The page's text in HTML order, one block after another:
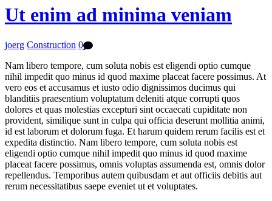
Ut enim ad minima veniam
joerg Construction 0
Nam libero tempore, cum soluta nobis est eligendi optio cumque
nihil impedit quo minus id quod maxime placeat facere possimus. At
vero eos et accusamus et iusto odio dignissimos ducimus qui
blanditiis praesentium voluptatum deleniti atque corrupti quos
dolores et quas molestias excepturi sint occaecati cupiditate non
provident, similique sunt in culpa qui officia deserunt mollitia animi,
id est laborum et dolorum fuga. Et harum quidem rerum facilis est et
expedita distinctio. Nam libero tempore, cum soluta nobis est
eligendi optio cumque nihil impedit quo minus id quod maxime
placeat facere possimus, omnis voluptas assumenda est, omnis dolor
repellendus. Temporibus autem quibusdam et aut officiis debitis aut
rerum necessitatibus saepe eveniet ut et voluptates.